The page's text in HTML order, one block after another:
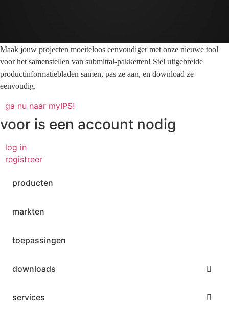
Maak jouw projecten moeiteloos eenvoudiger met onze nieuwe tool
voor het samenstellen van submittal-pakketten! Stel uitgebreide
productinformatiebladen samen, pas ze aan, en download ze
eenvoudig.
ga nu naar myIPS!
voor is een account nodig
log in
registreer
producten
markten
toepassingen
downloads
services